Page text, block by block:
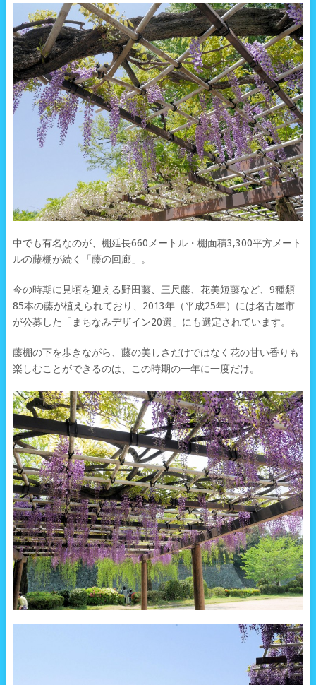
中でも有名なのが、棚延長660メートル・棚面積3,300平方メート
ルの藤棚が続く「藤の回廊」。
今の時期に見頃を迎える野田藤、三尺藤、花美短藤など、9種類
85本の藤が植えられており、2013年（平成25年）には名古屋市
が公募した「まちなみデザイン20選」にも選定されています。
藤棚の下を歩きながら、藤の美しさだけではなく花の甘い香りも
楽しむことができるのは、この時期の一年に一度だけ。